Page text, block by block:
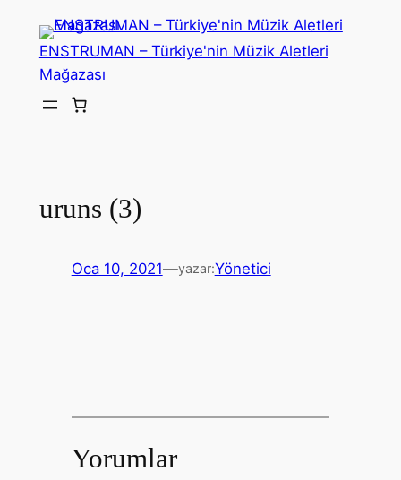
ENSTRUMAN – Türkiye'nin Müzik Aletleri
Mağazası
uruns (3)
Oca 10, 2021—yazar:Yönetici
Yorumlar